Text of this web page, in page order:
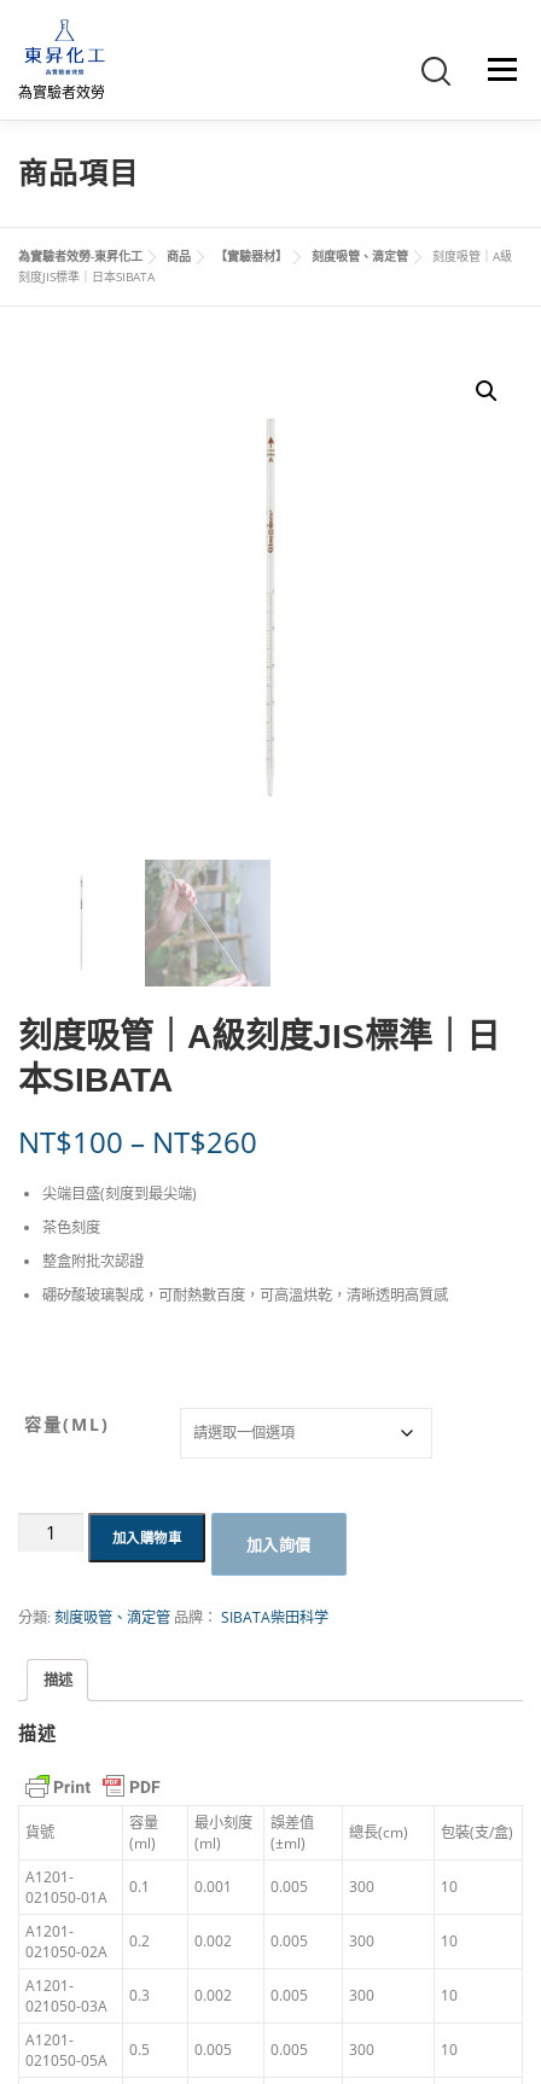
為實驗者效勞
選單
首頁 關於我們
網路商店 直購專區 詢價車、購物車/會員
商品項目
為實驗者效勞-東昇化工 商品 【實驗器材】 刻度吸管、滴定管
刻度吸管｜A級
刻度JIS標準｜日本SIBATA
刻度吸管｜A級刻度JIS標準｜日
本SIBATA
NT$100 – NT$260
圍
T
1
0
0
$
尖端目盛(刻度到最尖端)
茶色刻度
整盒附批次認證
硼矽酸玻璃製成，可耐熱數百度，可高溫烘乾，清晰透明高質感
容量(ML)
｜
級
JIS
準
日
SIBATA
數
量
加入購物車 加入詢價
分類:刻度吸管、滴定管 品牌： SIBATA柴田科学
描述
描述
貨號
容量
(ml)
最小刻度
(ml)
誤差值
(±ml)
總長(cm) 包裝(支/盒)
A1201-
021050-01A
0.1 0.001 0.005 300 10
A1201-
021050-02A
0.2 0.002 0.005 300 10
A1201-
021050-03A
0.3 0.002 0.005 300 10
A1201-
021050-05A
0.5 0.005 0.005 300 10